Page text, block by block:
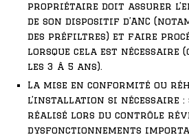
propriétaire doit assurer
de son dispositif d’ANC
des préfiltres) et faire
lorsque cela est nécessaire
les 3 à 5 ans).
La mise en conformité ou
l’installation si nécessaire :
réalisé lors du contrôle
dysfonctionnements